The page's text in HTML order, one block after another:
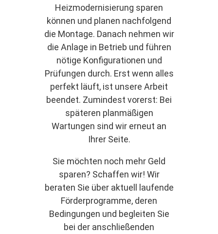
Heizmodernisierung sparen
können und planen nachfolgend
die Montage. Danach nehmen wir
die Anlage in Betrieb und führen
nötige Konfigurationen und
Prüfungen durch. Erst wenn alles
perfekt läuft, ist unsere Arbeit
beendet. Zumindest vorerst: Bei
späteren planmäßigen
Wartungen sind wir erneut an
Ihrer Seite.
Sie möchten noch mehr Geld
sparen? Schaffen wir! Wir
beraten Sie über aktuell laufende
Förderprogramme, deren
Bedingungen und begleiten Sie
bei der anschließenden